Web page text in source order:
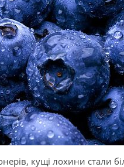
кущі лохини стали